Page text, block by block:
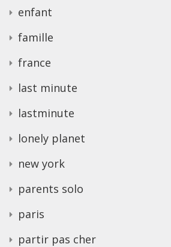
enfant
famille
france
last minute
lastminute
lonely planet
new york
parents solo
paris
partir pas cher